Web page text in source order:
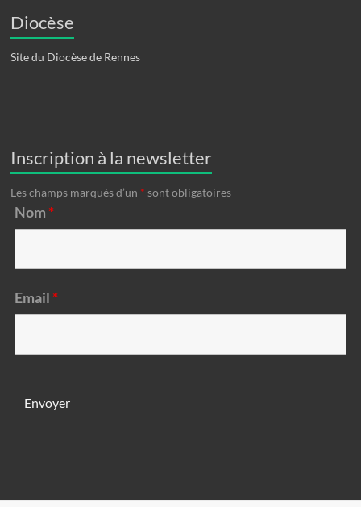
Diocèse
Site du Diocèse de Rennes
Inscription à la newsletter
Les champs marqués d’un * sont obligatoires
Nom *
Email *